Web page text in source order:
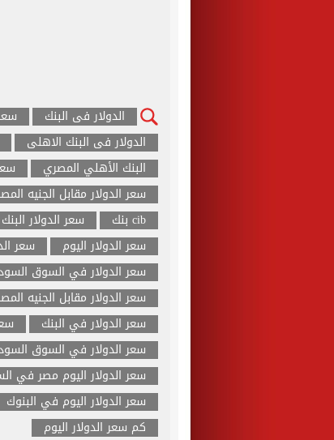
الدولار فى البنك
الدولار فى البنك الاهلى
البنك الأهلي المصري
سعر الدولار مقابل الجنيه
cib بنك
سعر الدولار
سعر الدولار اليوم
سعر
سعر الدولار في السوق
سعر الدولار مقابل الجنيه
سعر الدولار في البنك
سعر الدولار في السوق
سعر الدولار اليوم مصر في
سعر الدولار اليوم في البنوك
كم سعر الدولار اليوم